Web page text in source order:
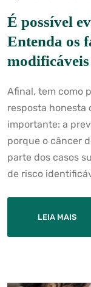
É possível
Entenda os
modificáveis
Afinal, tem como
resposta honesta
importante: a
porque o câncer
parte dos casos
de risco
LEIA MAIS